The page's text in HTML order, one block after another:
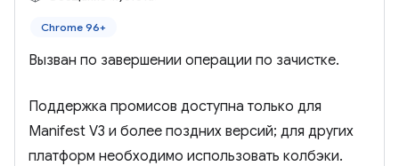
Chrome 96+
Вызван по завершении операции по зачистке.
Поддержка промисов доступна только для
Manifest V3 и более поздних версий; для других
платформ необходимо использовать колбэки.